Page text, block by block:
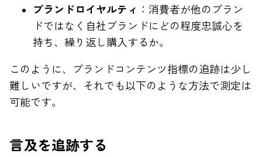
ブランドロイヤルティ ：消費者が他のブラン
ドではなく自社ブランドにどの程度忠誠心を
持ち、繰り返し購入するか。
このように、ブランドコンテンツ指標の追跡は少し
難しいですが、それでも以下のような方法で測定は
可能です。
言及を追跡する